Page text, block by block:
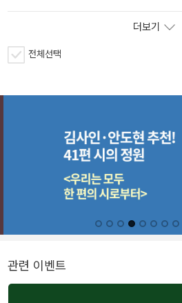
더보기
전체선택
관련 이벤트